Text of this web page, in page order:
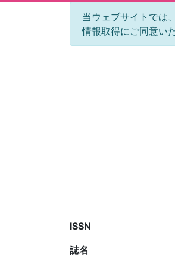
当ウェブサイトでは
情報取得にご同意い
ISSN
誌名